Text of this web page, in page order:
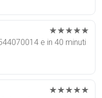
★★★★★
e in 40 minuti
★★★★★